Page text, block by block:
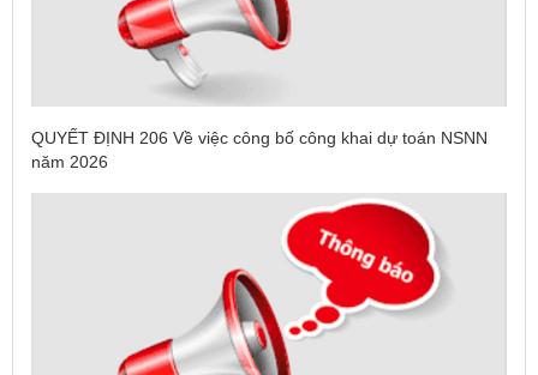
QUYẾT ĐỊNH 206 Về việc công bố công khai dự toán NSNN
năm 2026